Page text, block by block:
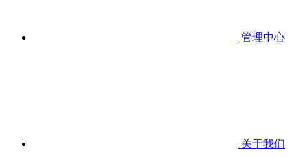
管理中心
关于我们